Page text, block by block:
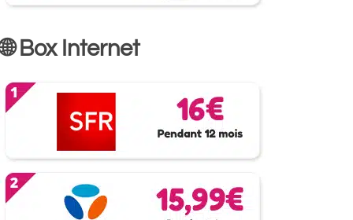
🌐 Box Internet